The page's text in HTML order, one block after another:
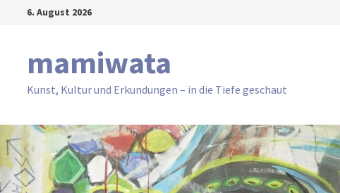
6. August 2026
mamiwata
Kunst, Kultur und Erkundungen – in die Tiefe geschaut